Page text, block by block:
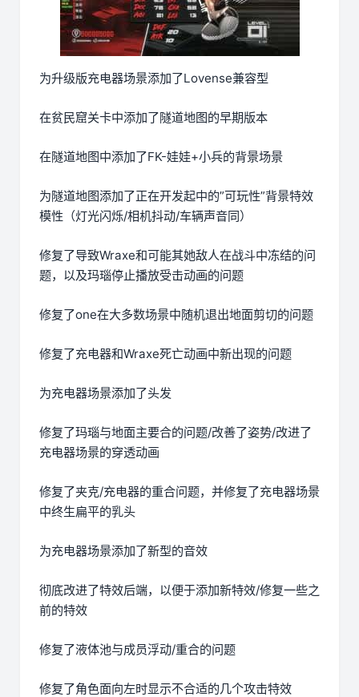
为升级版充电器场景添加了Lovense兼容型
在贫民窟关卡中添加了隧道地图的早期版本
在隧道地图中添加了FK-娃娃+小兵的背景场景
为隧道地图添加了正在开发起中的”可玩性”背景特效
模性（灯光闪烁/相机抖动/车辆声音同）
修复了导致Wraxe和可能其她敌人在战斗中冻结的问
题，以及玛瑙停止播放受击动画的问题
修复了one在大多数场景中随机退出地面剪切的问题
修复了充电器和Wraxe死亡动画中新出现的问题
为充电器场景添加了头发
修复了玛瑙与地面主要合的问题/改善了姿势/改进了
充电器场景的穿透动画
修复了夹克/充电器的重合问题，并修复了充电器场景
中终生扁平的乳头
为充电器场景添加了新型的音效
彻底改进了特效后端，以便于添加新特效/修复一些之
前的特效
修复了液体池与成员浮动/重合的问题
修复了角色面向左时显示不合适的几个攻击特效